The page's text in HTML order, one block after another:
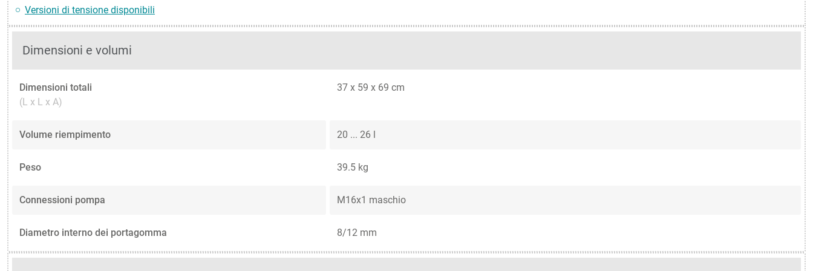
Versioni di tensione disponibili
Dimensioni e volumi
Dimensioni totali
(L x L x A)
37 x 59 x 69 cm
Volume riempimento 20 ... 26 l
Peso 39.5 kg
Connessioni pompa M16x1 maschio
Diametro interno dei portagomma 8/12 mm